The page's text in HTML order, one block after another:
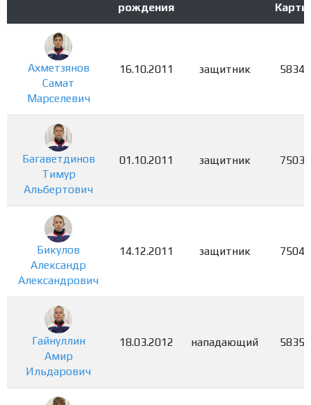
рождения
Карты
Ахметзянов
Самат
Марселевич
16.10.2011 защитник 5834
Багаветдинов
Тимур
Альбертович
01.10.2011 защитник 7503
Бикулов
Александр
Александрович
14.12.2011 защитник 7504
Гайнуллин
Амир
Ильдарович
18.03.2012 нападающий 5835